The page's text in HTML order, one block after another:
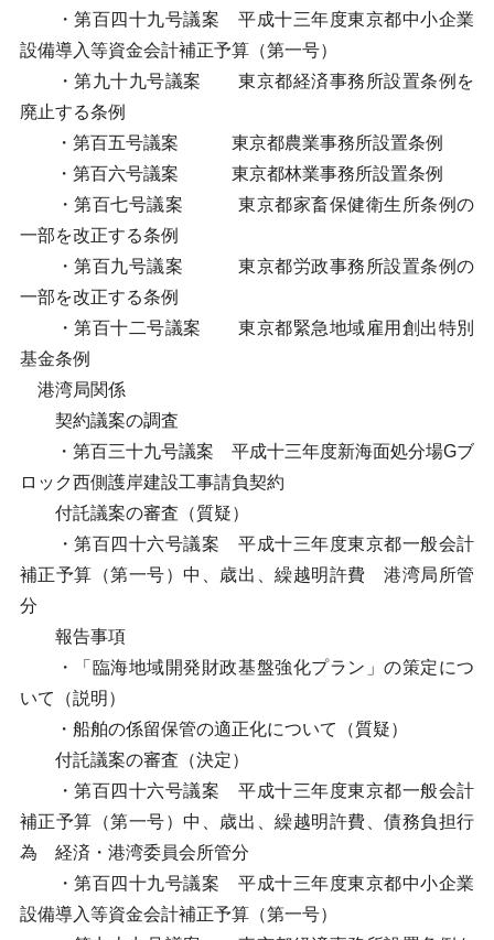
・第百四十九号議案 平成十三年度東京都中小企業
設備導入等資金会計補正予算（第一号）
・第九十九号議案 東京都経済事務所設置条例を
廃止する条例
・第百五号議案 東京都農業事務所設置条例
・第百六号議案 東京都林業事務所設置条例
・第百七号議案 東京都家畜保健衛生所条例の
一部を改正する条例
・第百九号議案 東京都労政事務所設置条例の
一部を改正する条例
・第百十二号議案 東京都緊急地域雇用創出特別
基金条例
港湾局関係
契約議案の調査
・第百三十九号議案 平成十三年度新海面処分場Gブ
ロック西側護岸建設工事請負契約
付託議案の審査（質疑）
・第百四十六号議案 平成十三年度東京都一般会計
補正予算（第一号）中、歳出、繰越明許費 港湾局所管
分
報告事項
・「臨海地域開発財政基盤強化プラン」の策定につ
いて（説明）
・船舶の係留保管の適正化について（質疑）
付託議案の審査（決定）
・第百四十六号議案 平成十三年度東京都一般会計
補正予算（第一号）中、歳出、繰越明許費、債務負担行
為 経済・港湾委員会所管分
・第百四十九号議案 平成十三年度東京都中小企業
設備導入等資金会計補正予算（第一号）